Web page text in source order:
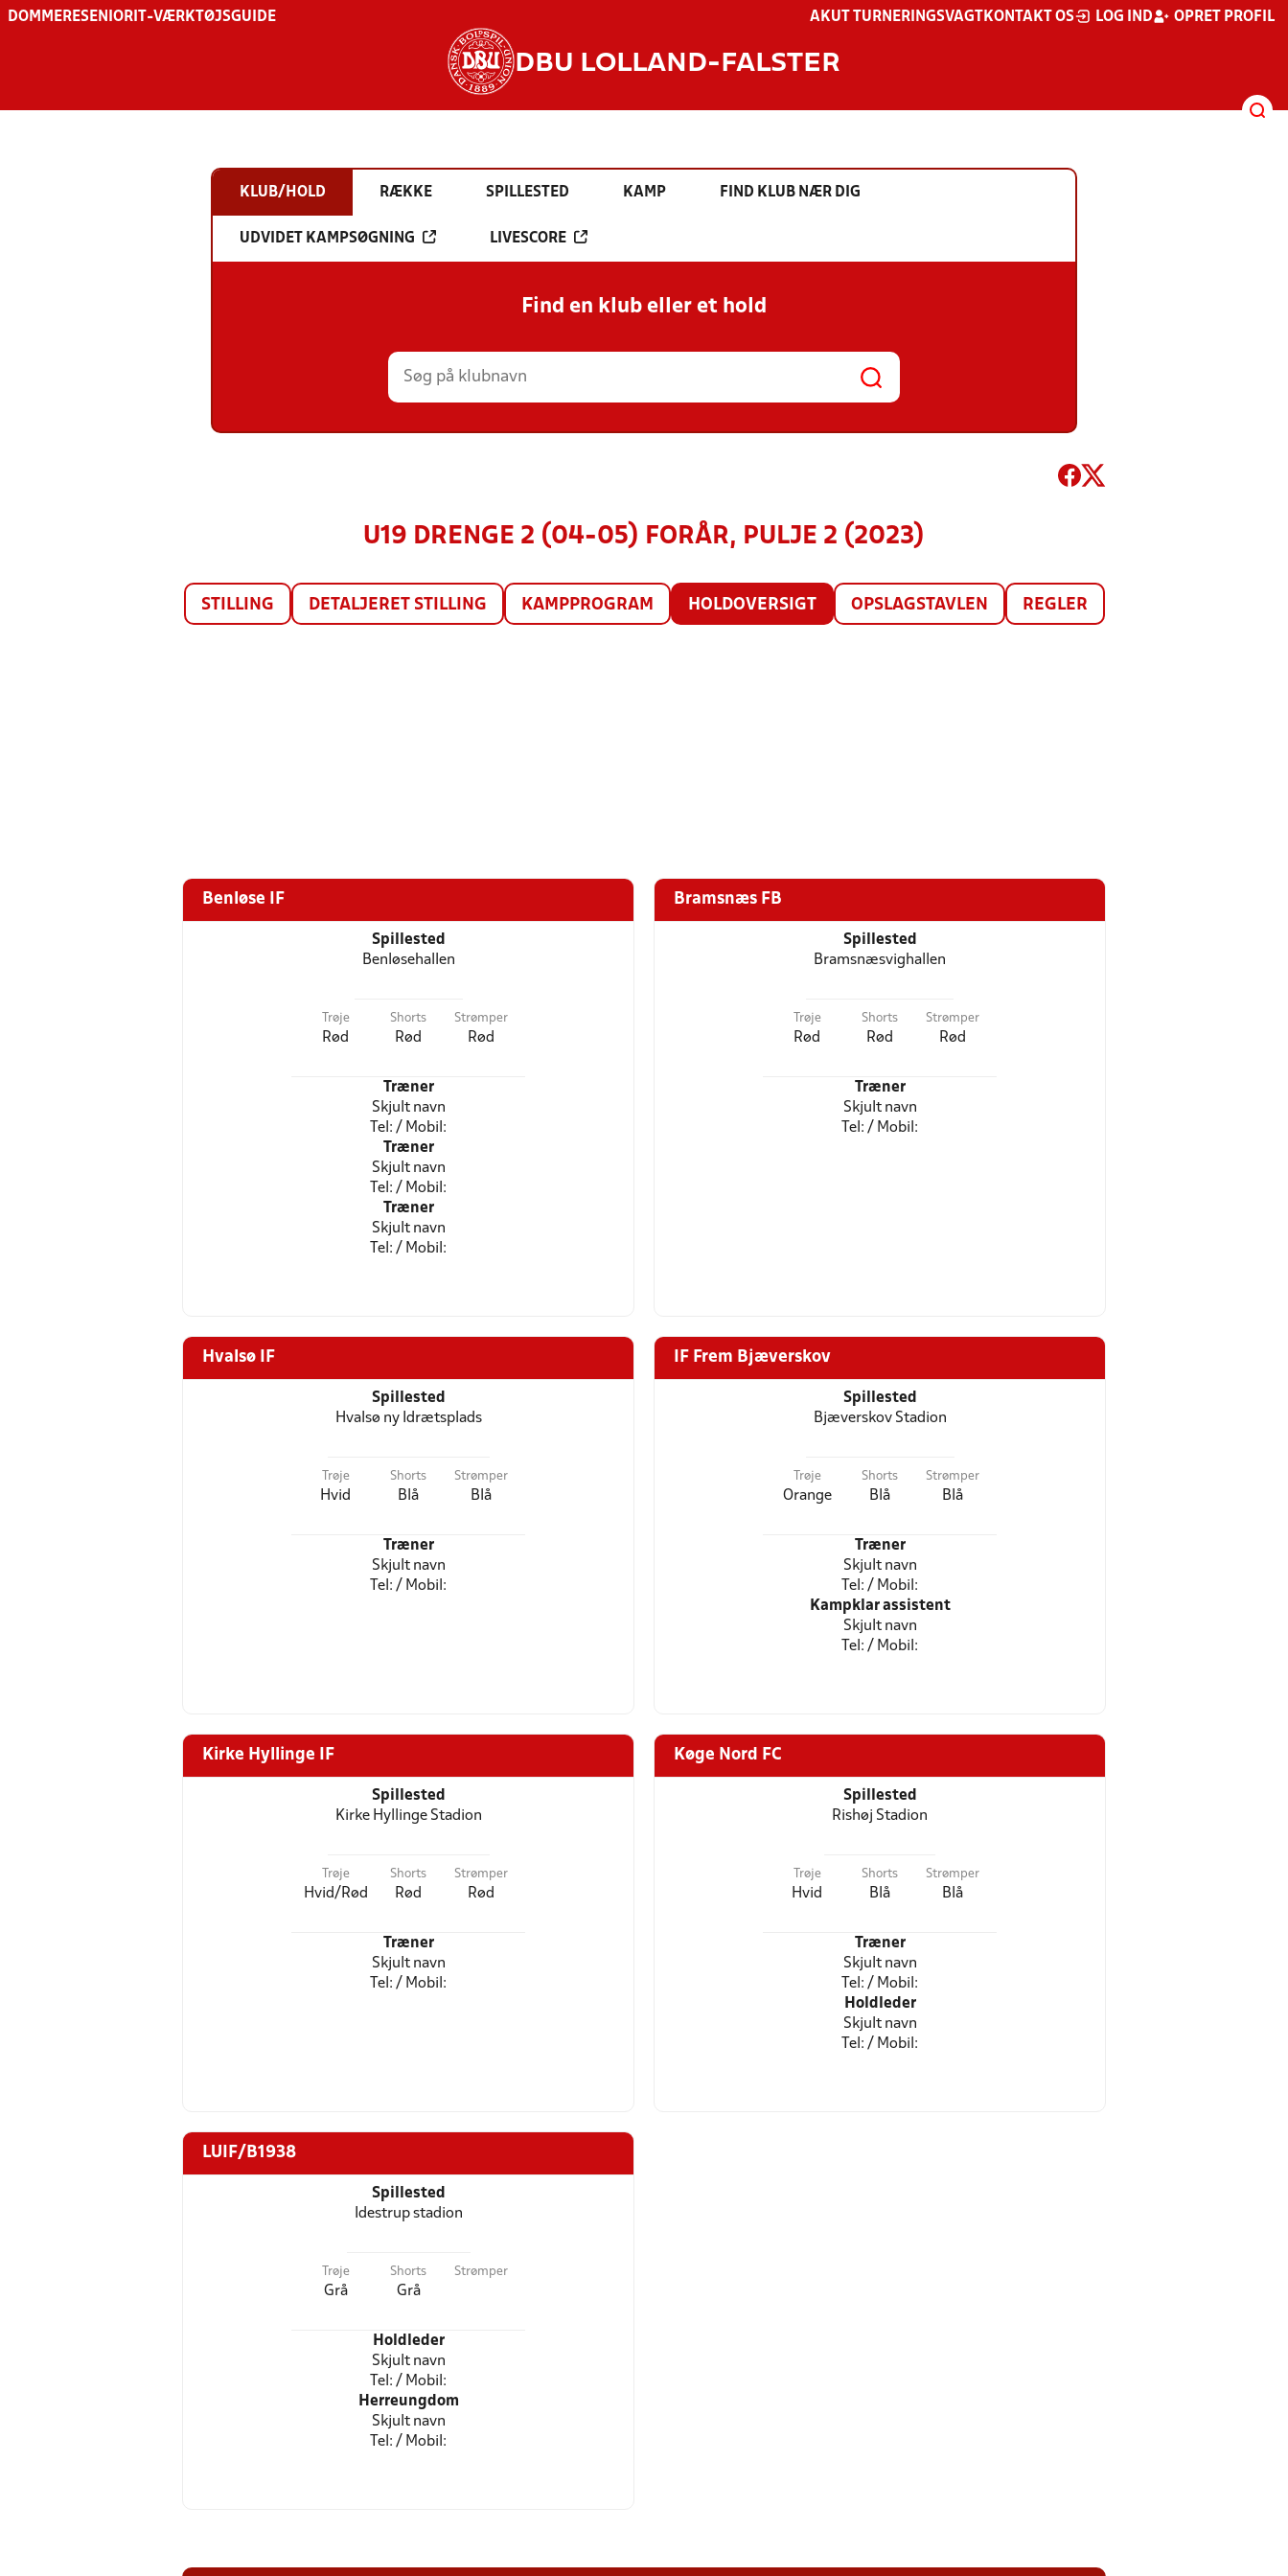
DOMMERESENIOR IT-VÆRKTØJSGUIDE AKUT TURNERINGSVAGT KONTAKT OS LOG IND OPRET PROFIL
DBU LOLLAND-FALSTER
KLUB/HOLD RÆKKE SPILLESTED KAMP FIND KLUB NÆR DIG
UDVIDET KAMPSØGNING LIVESCORE
Find en klub eller et hold
U19 DRENGE 2 (04-05) FORÅR, PULJE 2 (2023)
STILLING DETALJERET STILLING KAMPPROGRAM HOLDOVERSIGT OPSLAGSTAVLEN REGLER
Benløse IF
Spillested
Benløsehallen
Trøje
Rød
Shorts
Rød
Strømper
Rød
Træner
Skjult navn
Tel: / Mobil:
Træner
Skjult navn
Tel: / Mobil:
Træner
Skjult navn
Tel: / Mobil:
Bramsnæs FB
Spillested
Bramsnæsvighallen
Trøje
Rød
Shorts
Rød
Strømper
Rød
Træner
Skjult navn
Tel: / Mobil:
Hvalsø IF
Spillested
Hvalsø ny Idrætsplads
Trøje
Hvid
Shorts
Blå
Strømper
Blå
Træner
Skjult navn
Tel: / Mobil:
IF Frem Bjæverskov
Spillested
Bjæverskov Stadion
Trøje
Orange
Shorts
Blå
Strømper
Blå
Træner
Skjult navn
Tel: / Mobil:
Kampklar assistent
Skjult navn
Tel: / Mobil:
Kirke Hyllinge IF
Spillested
Kirke Hyllinge Stadion
Trøje
Hvid/Rød
Shorts
Rød
Strømper
Rød
Træner
Skjult navn
Tel: / Mobil:
Køge Nord FC
Spillested
Rishøj Stadion
Trøje
Hvid
Shorts
Blå
Strømper
Blå
Træner
Skjult navn
Tel: / Mobil:
Holdleder
Skjult navn
Tel: / Mobil:
LUIF/B1938
Spillested
Idestrup stadion
Trøje
Grå
Shorts
Grå
Strømper
Holdleder
Skjult navn
Tel: / Mobil:
Herreungdom
Skjult navn
Tel: / Mobil: